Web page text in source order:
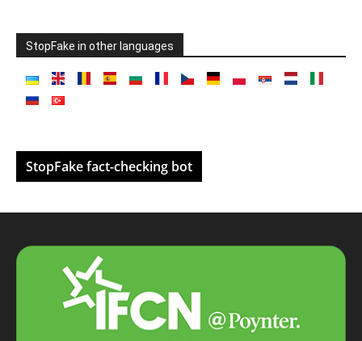
StopFake in other languages
StopFake fact-checking bot